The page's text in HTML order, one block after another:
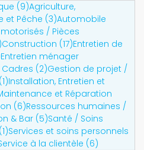
(9)Agriculture,
et Pêche (3)Automobile
/ Pièces
Construction (17)Entretien de
Entretien ménager
(2)Gestion de projet /
Installation, Entretien et
et Réparation
(6)Ressources humaines /
& Bar (5)Santé / Soins
Services et soins personnels
à la clientèle (6)